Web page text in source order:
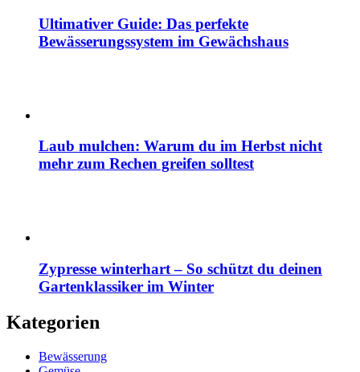
Ultimativer Guide: Das perfekte
Bewässerungssystem im Gewächshaus
Laub mulchen: Warum du im Herbst nicht
mehr zum Rechen greifen solltest
Zypresse winterhart – So schützt du deinen
Gartenklassiker im Winter
Kategorien
Bewässerung